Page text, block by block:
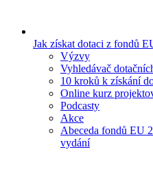
Jak získat dotaci z fondů
Výzvy
Vyhledávač
10 kroků k získání
Online kurz
Podcasty
Akce
Abeceda fondů EU
vydání